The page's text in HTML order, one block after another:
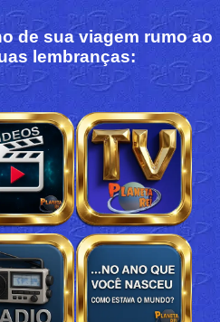
de sua viagem rumo ao
lembranças: